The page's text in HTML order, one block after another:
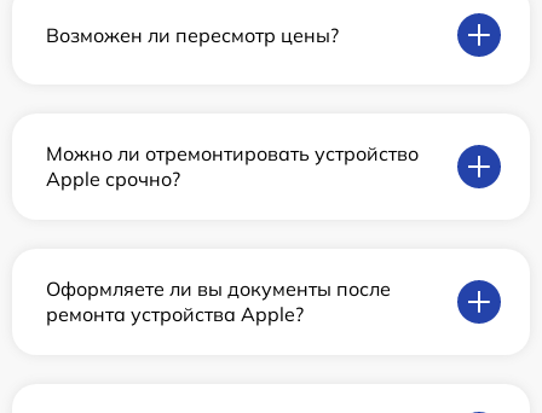
Возможен ли пересмотр цены?
Можно ли отремонтировать устройство
Apple срочно?
Оформляете ли вы документы после
ремонта устройства Apple?